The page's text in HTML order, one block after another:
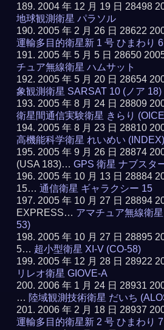
2004 年 12 月 19 日 28498
地球観測衛星 パラソル
2005 年 2 月 26 日 28622
運輸多目的衛星新 1 号 ひまわり
2005 年 5 月 5 日 28650
チュア無線衛星 ハムサット
2005 年 5 月 20 日 28654
象観測衛星 SARSAT 10 (ノア 18)
2005 年 8 月 24 日 28809
衛星間通信実験衛星 きらり
2005 年 8 月 23 日 28810
高機能科学衛星 れいめい (INDEX)
2005 年 9 月 26 日 28874
(USA 183)…GPS 衛星 ナブスタ
2005 年 10 月 13 日 28884
15…通信衛星 ギャラクシー 15
2005 年 10 月 27 日 28894
EXPRESS… アマチュア無線衛
53)
2005 年 10 月 27 日 28895
5… 超小型衛星 XI-V (CO-58)
2005 年 12 月 28 日 28922
リレオ衛星 GIOVE-A
2006 年 1 月 24 日 28931
… 陸域観測技術衛星 だいち
2006 年 2 月 18 日 28937
運輸多目的衛星新 2 号 ひまわり